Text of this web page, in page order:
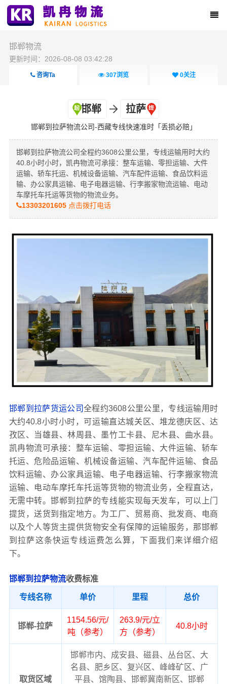
邯郸物流
更新时间：2026-08-08 03:42:28
咨询Ta 307浏览 0关注
邯郸 拉萨
邯郸到拉萨物流公司-西藏专线快速准时「丢损必赔」
邯郸到拉萨物流公司全程约3608公里公里，专线运输用时大约
40.8小时小时，凯冉物流可承接：整车运输、零担运输、大件
运输、轿车托运、机械设备运输、汽车配件运输、食品饮料运
输、办公家具运输、电子电器运输、行李搬家物流运输、电动
车摩托车托运等货物的物流业务。
13303201605点击拨打电话
邯郸到拉萨货运公司全程约3608公里公里，专线运输用时
大约40.8小时小时，可运输直达城关区、堆龙德庆区、达
孜区、当雄县、林周县、墨竹工卡县、尼木县、曲水县。
凯冉物流可承接：整车运输、零担运输、大件运输、轿车
托运、危险品运输、机械设备运输、汽车配件运输、食品
饮料运输、办公家具运输、电子电器运输、行李搬家物流
运输、电动车摩托车托运等货物的物流业务，全程直达，
无需中转。邯郸到拉萨的专线能实现每天发车，可以上门
提货，送货到指定地方。为工厂、贸易商、批发商、电商
以及个人等货主提供货物安全有保障的运输服务，那邯郸
到拉萨这条快运专线运费怎么算，下面我们来详细介绍
下。
邯郸到拉萨物流收费标准
专线名称 单价 里程 总价
邯郸-拉萨
1154.56/元/
吨（参考）
263.9/元/立
方（参考）
40.8小时
取货区域
邯郸市内、成安县、磁县、丛台区、大
名县、肥乡区、复兴区、峰峰矿区、广
平县、馆陶县、邯郸冀南新区、邯郸